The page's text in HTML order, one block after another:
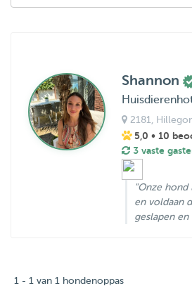
Shannon
2181 ,
5,0 • 10
3 vaste
"Onze
en voldaan
geslapen en
1 - 1 van 1 hondenoppas